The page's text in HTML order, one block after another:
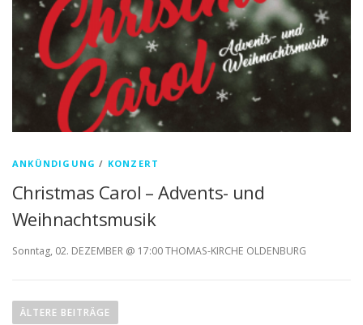
ANKÜNDIGUNG / KONZERT
Christmas Carol – Advents- und
Weihnachtsmusik
Sonntag, 02. DEZEMBER @ 17:00 THOMAS-KIRCHE OLDENBURG
eÄLTERE BEITRÄGE